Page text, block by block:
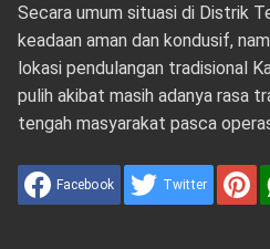
Secara umum situasi di Distrik
keadaan aman dan kondusif,
lokasi pendulangan tradisional
pulih akibat masih adanya rasa
tengah masyarakat pasca
Facebook Twitter